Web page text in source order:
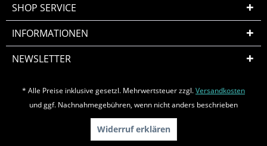
SHOP SERVICE
INFORMATIONEN
NEWSLETTER
* Alle Preise inklusive gesetzl. Mehrwertsteuer zzgl.Versandkosten
und ggf. Nachnahmegebühren, wenn nicht anders beschrieben
Widerruf erklären